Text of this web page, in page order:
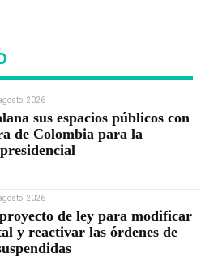
2026
sus espacios públicos con
de Colombia para la
2026
de ley para modificar
y reactivar las órdenes de